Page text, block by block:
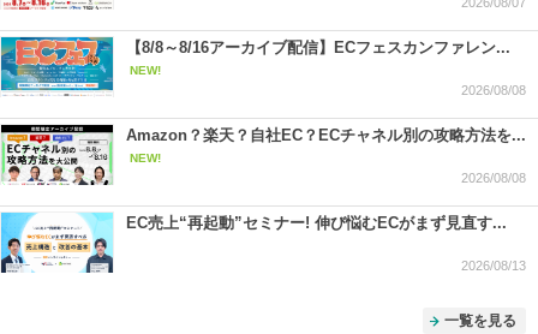
【8/8～8/16アーカイブ配信】ECフェスカンファレン...
NEW!
2026/08/08
Amazon？楽天？自社EC？ECチャネル別の攻略方法を...
NEW!
2026/08/08
EC売上“再起動”セミナー! 伸び悩むECがまず見直す...
2026/08/13
一覧を見る